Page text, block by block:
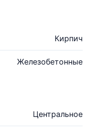
Кирпич
Железобетонные
Центральное